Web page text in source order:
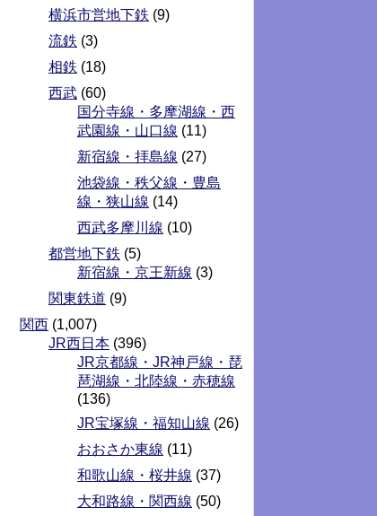
横浜市営地下鉄 (9)
流鉄 (3)
相鉄 (18)
西武 (60)
国分寺線・多摩湖線・西
武園線・山口線 (11)
新宿線・拝島線 (27)
池袋線・秩父線・豊島
線・狭山線 (14)
西武多摩川線 (10)
都営地下鉄 (5)
新宿線・京王新線 (3)
関東鉄道 (9)
関西 (1,007)
JR西日本 (396)
JR京都線・JR神戸線・琵
琶湖線・北陸線・赤穂線
(136)
JR宝塚線・福知山線 (26)
おおさか東線 (11)
和歌山線・桜井線 (37)
大和路線・関西線 (50)